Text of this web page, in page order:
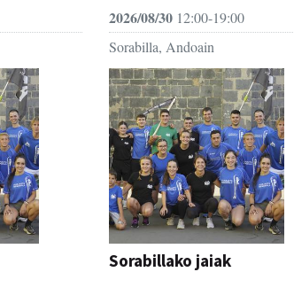
2026/08/30 12:00-19:00
Sorabilla, Andoain
Sorabillako jaiak